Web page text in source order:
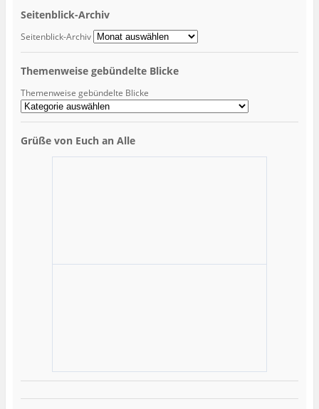
Seitenblick-Archiv
Seitenblick-Archiv
Themenweise gebündelte Blicke
Themenweise gebündelte Blicke
Grüße von Euch an Alle